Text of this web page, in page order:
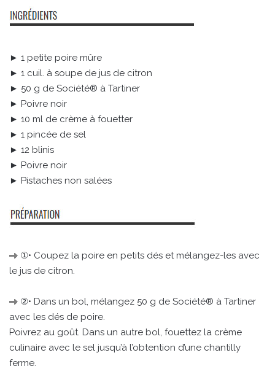
► 1 petite poire mûre
► 1 cuil. à soupe de jus de citron
► 50 g de Société® à Tartiner
► Poivre noir
► 10 ml de crème à fouetter
► 1 pincée de sel
► 12 blinis
► Poivre noir
► Pistaches non salées
①• Coupez la poire en petits dés et mélangez-les avec
le jus de citron.
②• Dans un bol, mélangez 50 g de Société® à Tartiner
avec les dés de poire.
Poivrez au goût. Dans un autre bol, fouettez la crème
culinaire avec le sel jusqu’à l’obtention d’une chantilly
ferme.